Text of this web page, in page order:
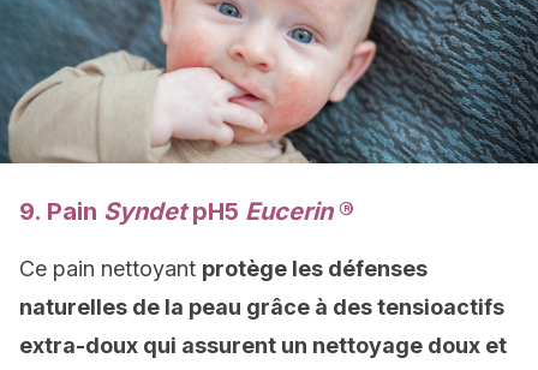
9. Pain SyndetpH5 Eucerin®
Ce pain nettoyant protège les défenses
naturelles de la peau grâce à des tensioactifs
extra-doux qui assurent un nettoyage doux et